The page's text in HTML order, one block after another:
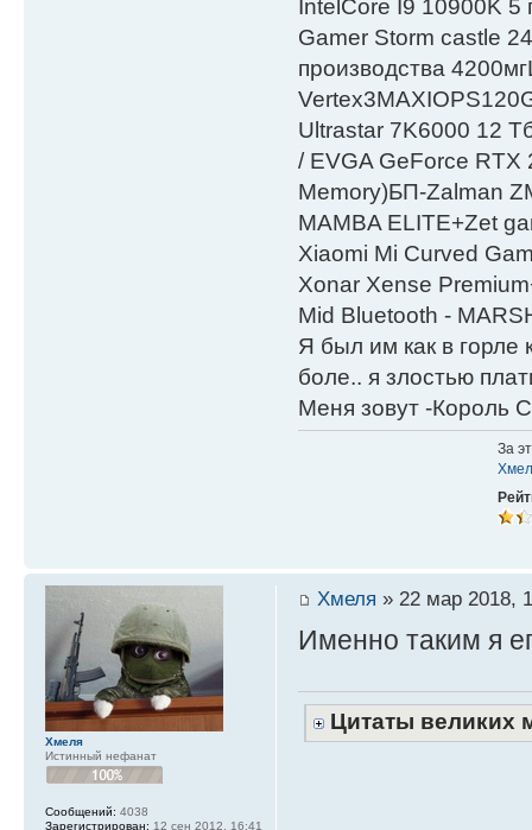
IntelСore I9 10900K 5
Gamer Storm castle
производства
Ultrastar 7K6000 12
/ EVGA GeForce RTX
Мemory)БП-Zalman
MAMBA ELITE+Zet
Xiaomi Mi Curved
Xonar Xense
Mid Bluetooth -
Я был им как в горле
боле.. я злостью
Меня зовут -Король
За
Хмеля » 22 мар 2018,
Именно таким я
Цитаты великих
Хмеля
Истинный нефанат
Сообщений: 4038
Зарегистрирован: 12 сен 2012, 16:41